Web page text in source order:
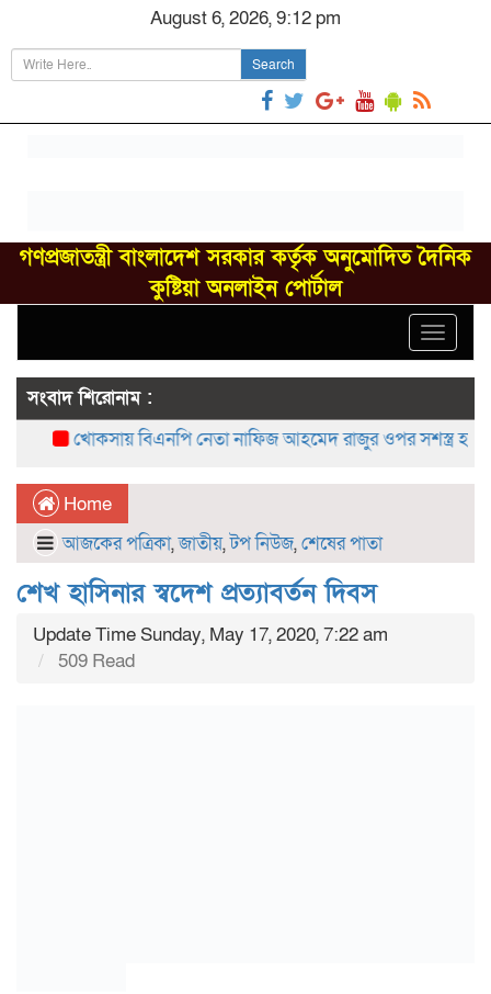
August 6, 2026, 9:12 pm
Search
গণপ্রজাতন্ত্রী বাংলাদেশ সরকার কর্তৃক অনুমোদিত দৈনিক
কুষ্টিয়া অনলাইন পোর্টাল
Toggle
সংবাদ শিরোনাম :
খোকসায় বিএনপি নেতা নাফিজ আহমেদ রাজুর ওপর সশস্ত্র
Home
আজকের পত্রিকা,জাতীয়,টপ নিউজ,শেষের পাতা
শেখ হাসিনার স্বদেশ প্রত্যাবর্তন দিবস
Update Time Sunday, May 17, 2020, 7:22 am
509 Read